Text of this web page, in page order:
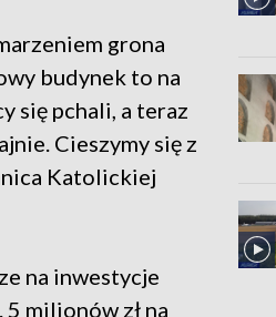
grona
budynek to na
się pchali, a teraz
Cieszymy się z
Katolickiej
na inwestycje
5 milionów zł na